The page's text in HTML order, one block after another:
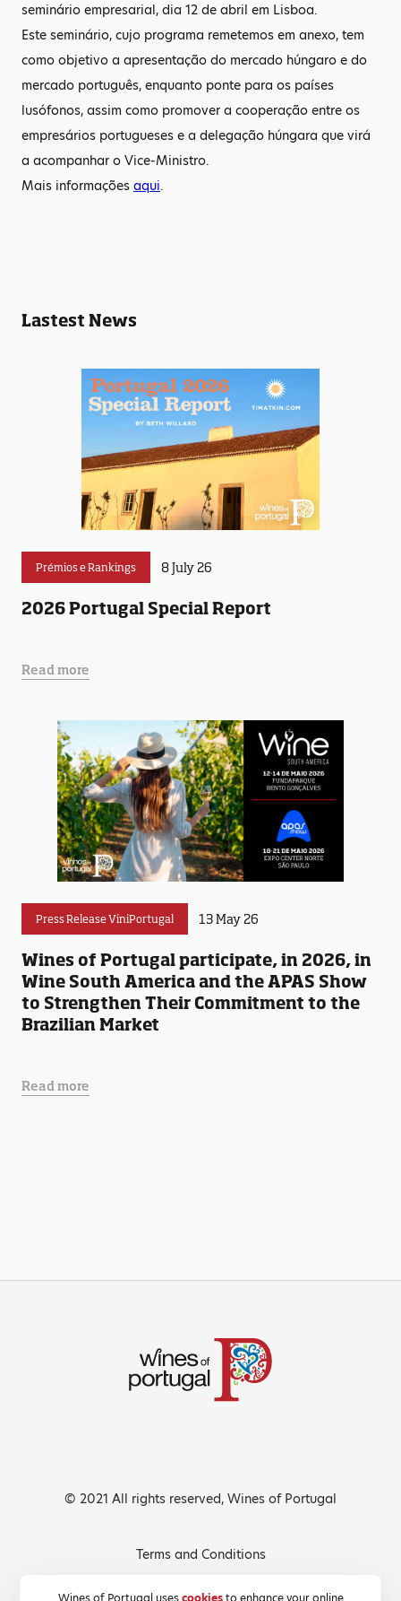
seminário empresarial, dia 12 de abril em Lisboa.
Este seminário, cujo programa remetemos em anexo, tem
como objetivo a apresentação do mercado húngaro e do
mercado português, enquanto ponte para os países
lusófonos, assim como promover a cooperação entre os
empresários portugueses e a delegação húngara que virá
a acompanhar o Vice-Ministro.
Mais informações aqui.
Lastest News
Prémios e Rankings 8 July 26
2026 Portugal Special Report
Read more
Press Release ViniPortugal 13 May 26
Wines of Portugal participate, in 2026, in
Wine South America and the APAS Show
to Strengthen Their Commitment to the
Brazilian Market
Read more
Wines of Portugal usescookiesto enhance your online
© 2021 All rights reserved, Wines of Portugal
Terms and Conditions